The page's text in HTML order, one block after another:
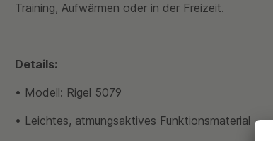
Training, Aufwärmen oder in der Freizeit.
Details:
• Modell: Rigel 5079
• Leichtes, atmungsaktives Funktionsmaterial